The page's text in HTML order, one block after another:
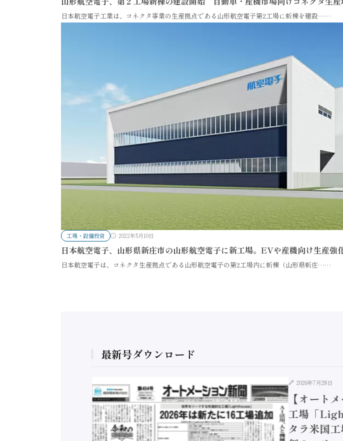
日本航空電子工業は、コネクタ事業の生産拠点である山形航空電子第2工場に新棟を建設……
工場・設備投資 2022年5月10日
日本航空電子、山形県新庄市の山形航空電子に新工場。EVや産機向け生産強
日本航空電子は、コネクタ生産拠点である山形航空電子の第2工場内に新棟（山形県新庄……
最新号ダウンロード
2026年7月28日
【オート
工場「
タラ米国